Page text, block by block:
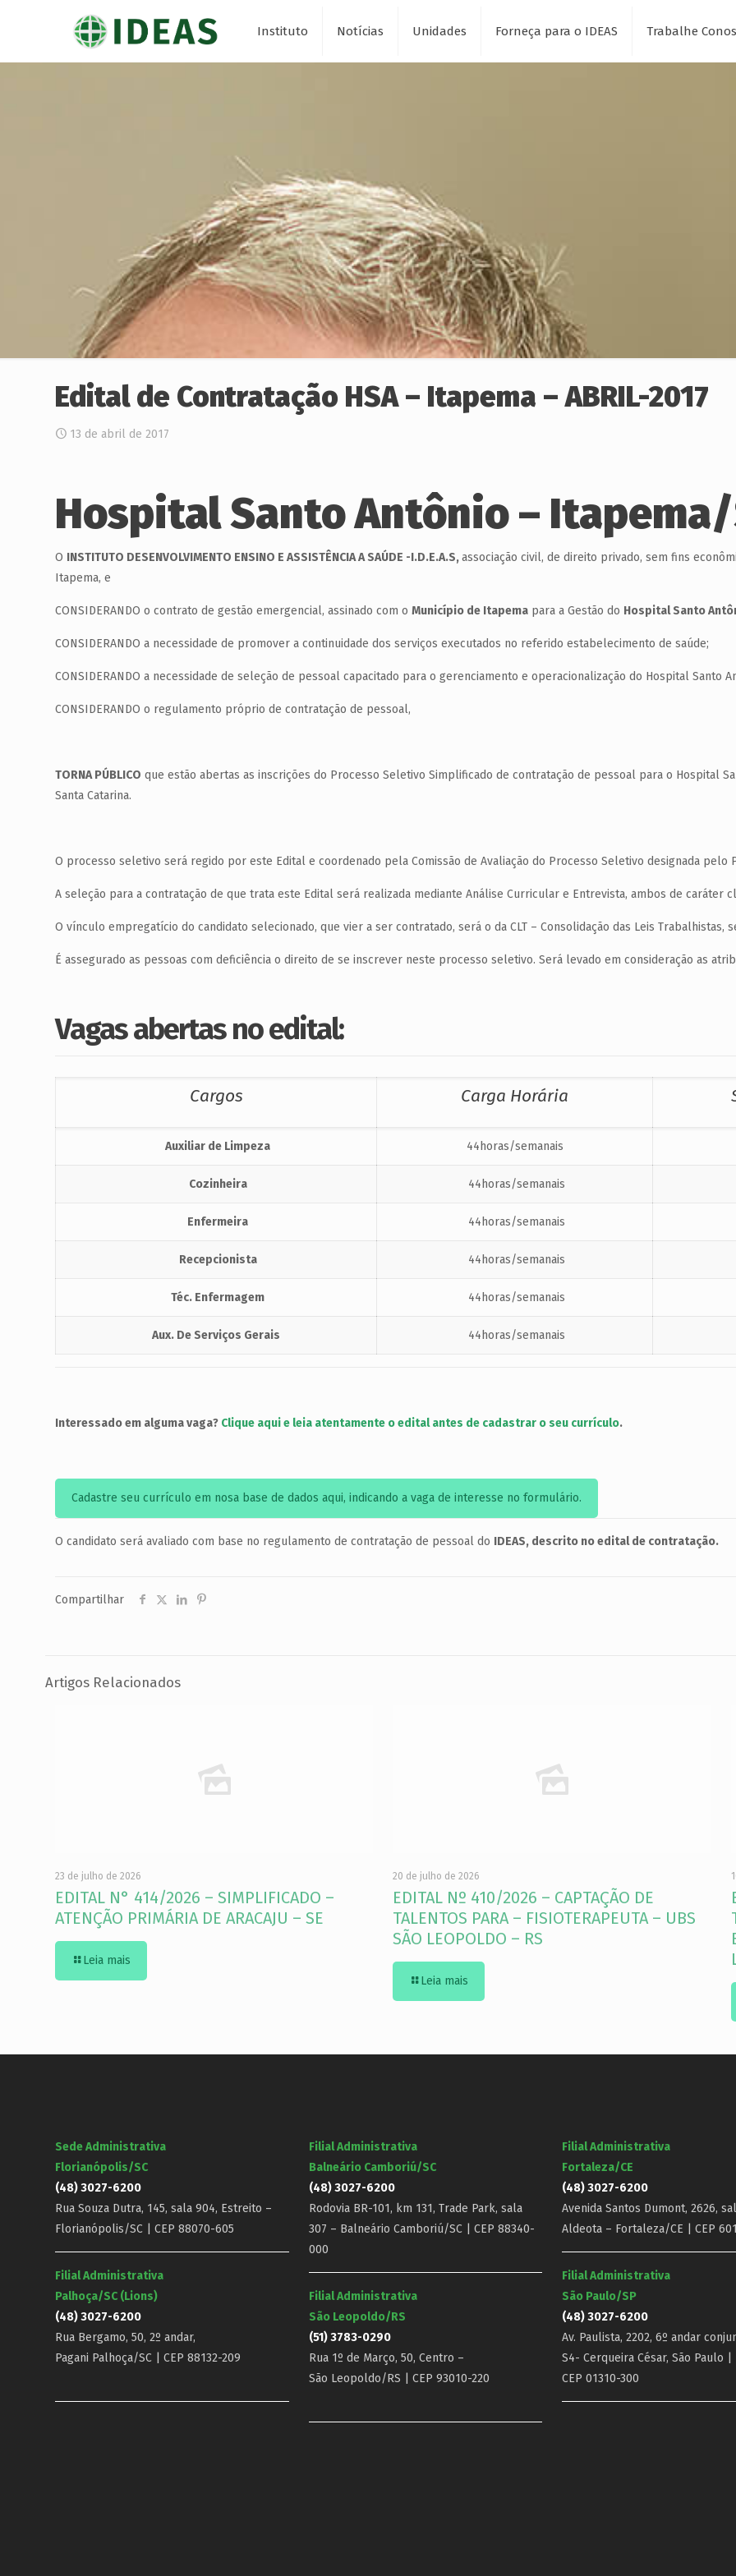
Instituto Notícias Unidades Forneça para o IDEAS Trabalhe
Edital de Contratação HSA – Itapema – ABRIL-2017
13 de abril de 2017
Hospital Santo Antônio – Itapema/
O INSTITUTO DESENVOLVIMENTO ENSINO E ASSISTÊNCIA A SAÚDE -I.D.E.A.S,associação civil, de direito privado, sem fins
Itapema, e
CONSIDERANDO o contrato de gestão emergencial, assinado com oMunicípio de Itapema para a Gestão do Hospital Santo
CONSIDERANDO a necessidade de promover a continuidade dos serviços executados no referido estabelecimento de saúde;
CONSIDERANDO a necessidade de seleção de pessoal capacitado para o gerenciamento e operacionalização do Hospital Santo
CONSIDERANDO o regulamento próprio de contratação de pessoal,
TORNA PÚBLICO que estão abertas as inscrições do Processo Seletivo Simplificado de contratação de pessoal para o Hospital
Santa Catarina.
O processo seletivo será regido por este Edital e coordenado pela Comissão de Avaliação do Processo Seletivo designada pelo
A seleção para a contratação de que trata este Edital será realizada mediante Análise Curricular e Entrevista, ambos de caráter
O vínculo empregatício do candidato selecionado, que vier a ser contratado, será o da CLT – Consolidação das Leis Trabalhistas,
É assegurado as pessoas com deficiência o direito de se inscrever neste processo seletivo. Será levado em consideração as
Vagas abertas no edital:
Cargos Carga Horária
Auxiliar de Limpeza 44horas/semanais
Cozinheira 44horas/semanais
Enfermeira 44horas/semanais
Recepcionista 44horas/semanais
Téc. Enfermagem 44horas/semanais
Aux. De Serviços Gerais 44horas/semanais
Interessado em alguma vaga? Clique aqui e leia atentamente o edital antes de cadastrar o seu currículo.
Cadastre seu currículo em nosa base de dados aqui, indicando a vaga de interesse no formulário.
O candidato será avaliado com base no regulamento de contratação de pessoal do IDEAS, descrito no edital de contratação.
Compartilhar
Artigos Relacionados
23 de julho de 2026
EDITAL N° 414/2026 – SIMPLIFICADO –
ATENÇÃO PRIMÁRIA DE ARACAJU – SE
Leia mais
20 de julho de 2026
EDITAL Nº 410/2026 – CAPTAÇÃO DE
TALENTOS PARA – FISIOTERAPEUTA – UBS
SÃO LEOPOLDO – RS
Leia mais
Sede Administrativa
Florianópolis/SC
(48) 3027-6200
Rua Souza Dutra, 145, sala 904, Estreito –
Florianópolis/SC | CEP 88070-605
Filial Administrativa
Palhoça/SC (Lions)
(48) 3027-6200
Rua Bergamo, 50, 2º andar,
Pagani Palhoça/SC | CEP 88132-209
Filial Administrativa
Balneário Camboriú/SC
(48) 3027-6200
Rodovia BR-101, km 131, Trade Park, sala
307 – Balneário Camboriú/SC | CEP 88340-
000
Filial Administrativa
São Leopoldo/RS
(51) 3783-0290
Rua 1º de Março, 50, Centro –
São Leopoldo/RS | CEP 93010-220
Filial Administrativa
Fortaleza/CE
(48) 3027-6200
Avenida Santos Dumont, 2626,
Aldeota – Fortaleza/CE | CEP
Filial Administrativa
São Paulo/SP
(48) 3027-6200
Av. Paulista, 2202, 6º andar
S4- Cerqueira César, São Paulo |
CEP 01310-300